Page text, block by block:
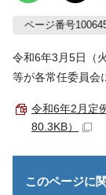
ページ番号
令和6年3月5日（
等が各常任委員会
令和6年2月定
80.3KB）
このページに